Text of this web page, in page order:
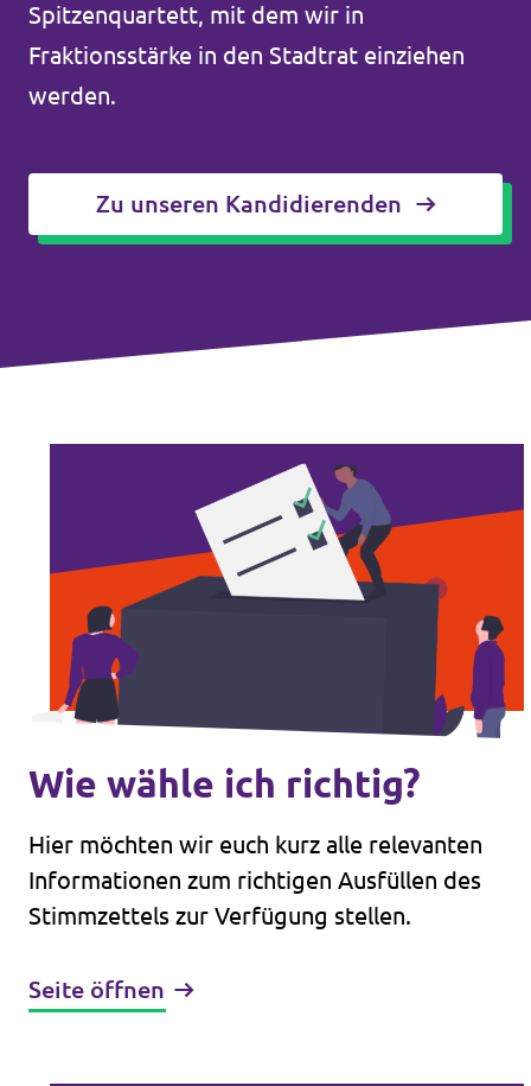
Spitzenquartett, mit dem wir in
Fraktionsstärke in den Stadtrat einziehen
werden.
Zu unseren Kandidierenden
Wie wähle ich richtig?
Hier möchten wir euch kurz alle relevanten
Informationen zum richtigen Ausfüllen des
Stimmzettels zur Verfügung stellen.
Seite öffnen